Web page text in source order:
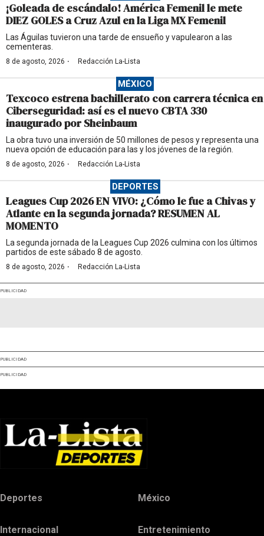
¡Goleada de escándalo! América Femenil le mete
DIEZ GOLES a Cruz Azul en la Liga MX Femenil
Las Águilas tuvieron una tarde de ensueño y vapulearon a las
cementeras.
8 de agosto, 2026 · Redacción La-Lista
MÉXICO
Texcoco estrena bachillerato con carrera técnica en
Ciberseguridad: así es el nuevo CBTA 330
inaugurado por Sheinbaum
La obra tuvo una inversión de 50 millones de pesos y representa una
nueva opción de educación para las y los jóvenes de la región.
8 de agosto, 2026 · Redacción La-Lista
DEPORTES
Leagues Cup 2026 EN VIVO: ¿Cómo le fue a Chivas y
Atlante en la segunda jornada? RESUMEN AL
MOMENTO
La segunda jornada de la Leagues Cup 2026 culmina con los últimos
partidos de este sábado 8 de agosto.
8 de agosto, 2026 · Redacción La-Lista
PUBLICIDAD
PUBLICIDAD
PUBLICIDAD
Deportes México
Internacional Entretenimiento